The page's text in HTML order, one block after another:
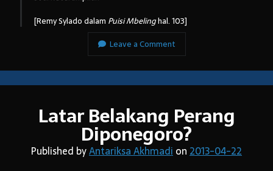
Search
[Remy Sylado dalam Puisi Mbelinghal. 103]
Leave a Comment
Latar Belakang Perang
Diponegoro?
Published byAntariksa Akhmadi on 2013-04-22